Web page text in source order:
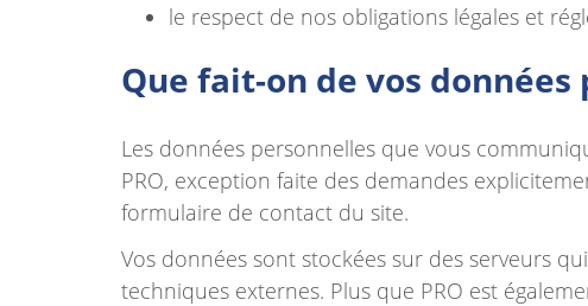
le respect de nos obligations légales et
Que fait-on de vos données
Les données personnelles que vous
PRO, exception faite des demandes
formulaire de contact du site.
Vos données sont stockées sur des serveurs
techniques externes. Plus que PRO est